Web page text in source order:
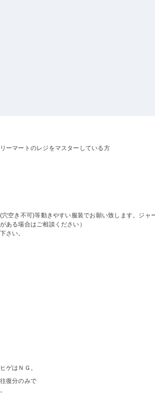
ーマートのレジをマスターしている方
空き不可)等動きやすい服装でお願い致します。ジャ
ある場合はご相談ください）
さい。
ゲはＮＧ。
復分のみで